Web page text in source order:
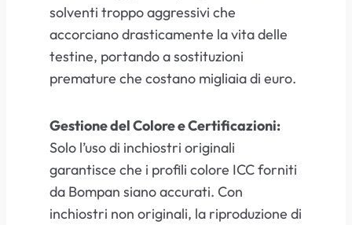
solventi troppo aggressivi che
accorciano drasticamente la vita delle
testine, portando a sostituzioni
premature che costano migliaia di euro.
Gestione del Colore e Certificazioni:
Solo l’uso di inchiostri originali
garantisce che i profili colore ICC forniti
da Bompan siano accurati. Con
inchiostri non originali, la riproduzione di